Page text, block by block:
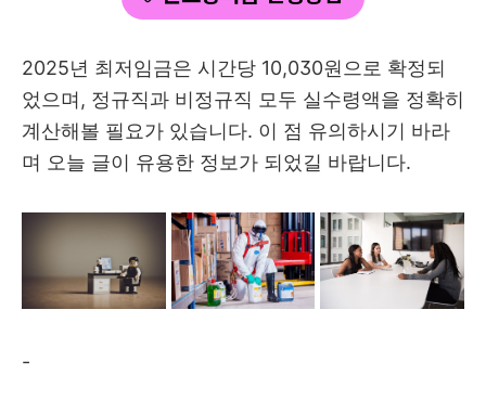
2025년 최저임금은 시간당 10,030원으로 확정되
었으며, 정규직과 비정규직 모두 실수령액을 정확히
계산해볼 필요가 있습니다. 이 점 유의하시기 바라
며 오늘 글이 유용한 정보가 되었길 바랍니다.
-